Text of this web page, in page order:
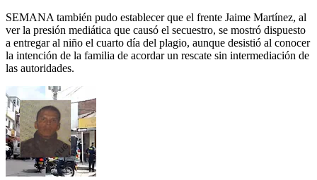
SEMANA también pudo establecer que el frente Jaime Martínez, al
ver la presión mediática que causó el secuestro, se mostró dispuesto
a entregar al niño el cuarto día del plagio, aunque desistió al conocer
la intención de la familia de acordar un rescate sin intermediación de
las autoridades.